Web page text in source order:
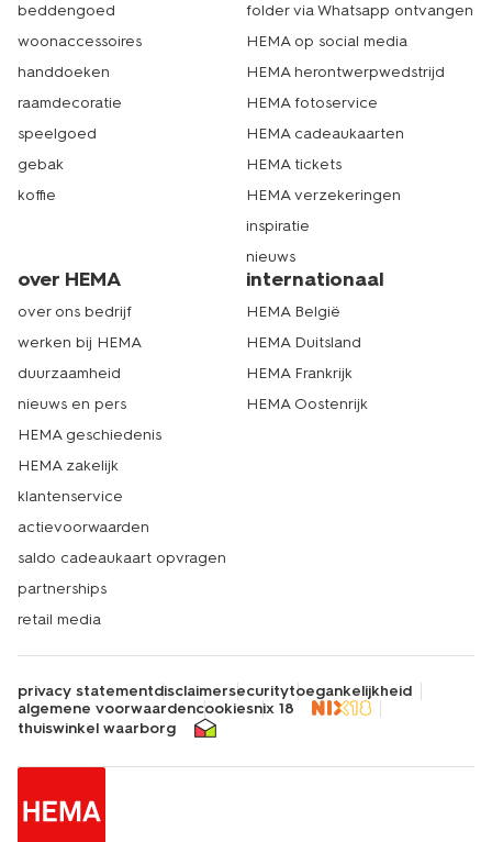
beddengoed
woonaccessoires
handdoeken
raamdecoratie
speelgoed
gebak
koffie
folder via Whatsapp ontvangen
HEMA op social media
HEMA herontwerpwedstrijd
HEMA fotoservice
HEMA cadeaukaarten
HEMA tickets
HEMA verzekeringen
inspiratie
nieuws
over HEMA
over ons bedrijf
werken bij HEMA
duurzaamheid
nieuws en pers
HEMA geschiedenis
HEMA zakelijk
klantenservice
actievoorwaarden
saldo cadeaukaart opvragen
partnerships
retail media
internationaal
HEMA België
HEMA Duitsland
HEMA Frankrijk
HEMA Oostenrijk
privacy statementdisclaimersecuritytoegankelijkheid
algemene voorwaardencookiesnix 18
thuiswinkel waarborg